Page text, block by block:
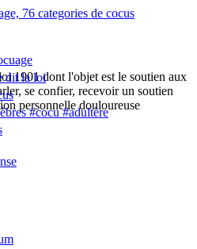
1901 dont l'objet est le soutien aux
se confier, recevoir un soutien
personnelle douloureuse
dit la loi
#cocu #adultère